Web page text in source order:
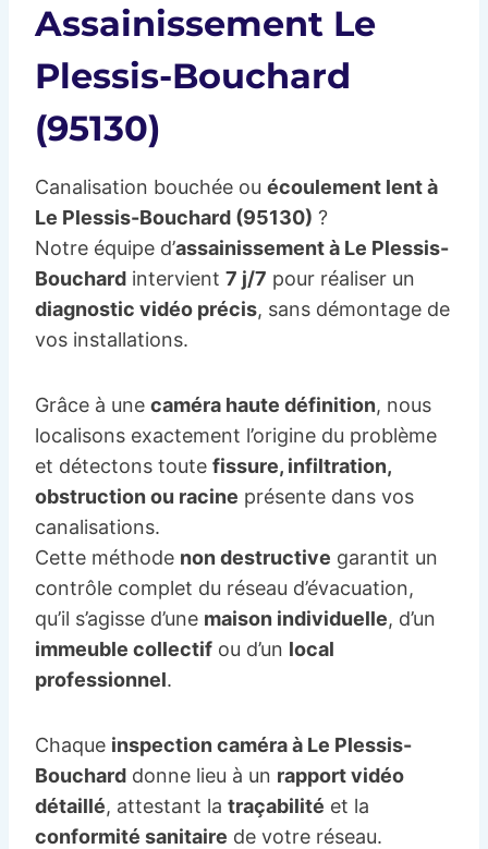
Assainissement Le
Plessis-Bouchard
(95130)
Canalisation bouchée ou écoulement lent à
Le Plessis-Bouchard (95130) ?
Notre équipe d’assainissement à Le Plessis-
Bouchard intervient 7 j/7 pour réaliser un
diagnostic vidéo précis, sans démontage de
vos installations.
Grâce à une caméra haute définition, nous
localisons exactement l’origine du problème
et détectons toute fissure, infiltration,
obstruction ou racine présente dans vos
canalisations.
Cette méthode non destructive garantit un
contrôle complet du réseau d’évacuation,
qu’il s’agisse d’une maison individuelle, d’un
immeuble collectif ou d’un local
professionnel.
Chaque inspection caméra à Le Plessis-
Bouchard donne lieu à un rapport vidéo
détaillé, attestant la traçabilité et la
conformité sanitaire de votre réseau.